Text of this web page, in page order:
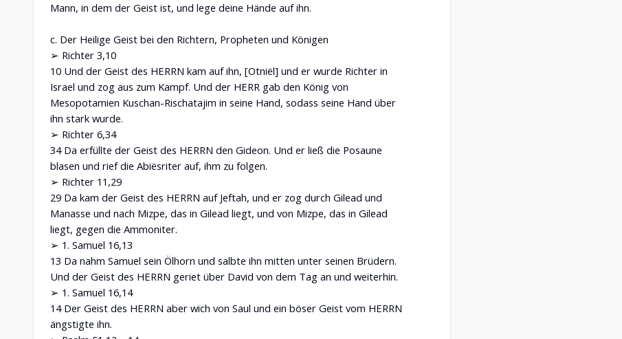
Mann, in dem der Geist ist, und lege deine Hände auf ihn.
c. Der Heilige Geist bei den Richtern, Propheten und Königen
➢ Richter 3,10
10 Und der Geist des HERRN kam auf ihn, [Otniël] und er wurde Richter in
Israel und zog aus zum Kampf. Und der HERR gab den König von
Mesopotamien Kuschan-Rischatajim in seine Hand, sodass seine Hand über
ihn stark wurde.
➢ Richter 6,34
34 Da erfüllte der Geist des HERRN den Gideon. Und er ließ die Posaune
blasen und rief die Abiësriter auf, ihm zu folgen.
➢ Richter 11,29
29 Da kam der Geist des HERRN auf Jeftah, und er zog durch Gilead und
Manasse und nach Mizpe, das in Gilead liegt, und von Mizpe, das in Gilead
liegt, gegen die Ammoniter.
➢ 1. Samuel 16,13
13 Da nahm Samuel sein Ölhorn und salbte ihn mitten unter seinen Brüdern.
Und der Geist des HERRN geriet über David von dem Tag an und weiterhin.
➢ 1. Samuel 16,14
14 Der Geist des HERRN aber wich von Saul und ein böser Geist vom HERRN
ängstigte ihn.